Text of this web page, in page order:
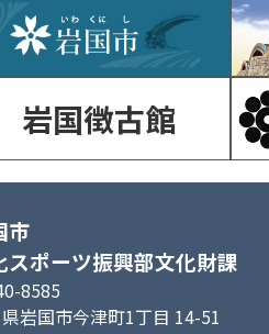
岩国徴古館
市
スポーツ振興部文化財課
8585
岩国市今津町1丁目 14-51